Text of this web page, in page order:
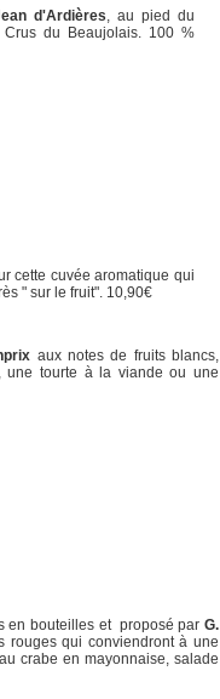
d'Ardières, au pied du
du Beaujolais. 100 %
cette cuvée aromatique qui
" sur le fruit". 10,90€
aux notes de fruits blancs,
une tourte à la viande ou une
en bouteilles et proposé par G.
rouges qui conviendront à une
crabe en mayonnaise, salade